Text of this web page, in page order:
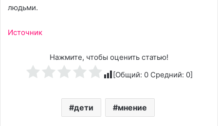
людьми.
Источник
Нажмите, чтобы оценить статью!
[Общий: 0 Средний: 0]
дети мнение